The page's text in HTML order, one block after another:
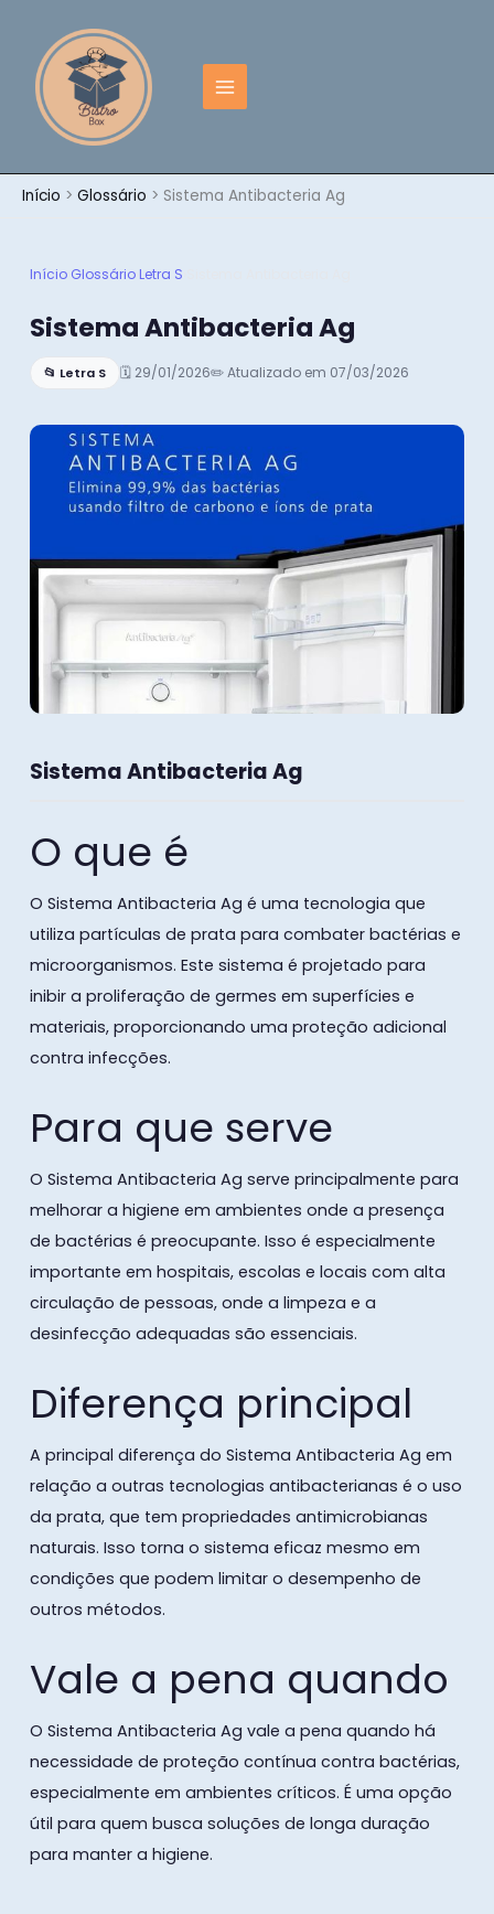
conteúdo
Início Glossário Sistema Antibacteria Ag
Início Glossário Letra S
Sistema Antibacteria Ag
📂 Letra S 🗓 29/01/2026✏️ Atualizado em 07/03/2026
Sistema Antibacteria Ag
O que é
O Sistema Antibacteria Ag é uma tecnologia que
utiliza partículas de prata para combater bactérias e
microorganismos. Este sistema é projetado para
inibir a proliferação de germes em superfícies e
materiais, proporcionando uma proteção adicional
contra infecções.
Para que serve
O Sistema Antibacteria Ag serve principalmente para
melhorar a higiene em ambientes onde a presença
de bactérias é preocupante. Isso é especialmente
importante em hospitais, escolas e locais com alta
circulação de pessoas, onde a limpeza e a
desinfecção adequadas são essenciais.
Diferença principal
A principal diferença do Sistema Antibacteria Ag em
relação a outras tecnologias antibacterianas é o uso
da prata, que tem propriedades antimicrobianas
naturais. Isso torna o sistema eficaz mesmo em
condições que podem limitar o desempenho de
outros métodos.
Vale a pena quando
O Sistema Antibacteria Ag vale a pena quando há
necessidade de proteção contínua contra bactérias,
especialmente em ambientes críticos. É uma opção
útil para quem busca soluções de longa duração
para manter a higiene.